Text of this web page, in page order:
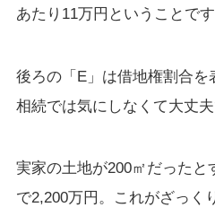
あたり11万円ということです
後ろの「E」は借地権割合
相続では気にしなくて大丈夫
実家の土地が200㎡だったと
で2,200万円。これがざっく